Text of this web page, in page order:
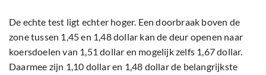
De echte test ligt echter hoger. Een doorbraak boven de
zone tussen 1,45 en 1,48 dollar kan de deur openen naar
koersdoelen van 1,51 dollar en mogelijk zelfs 1,67 dollar.
Daarmee zijn 1,10 dollar en 1,48 dollar de belangrijkste